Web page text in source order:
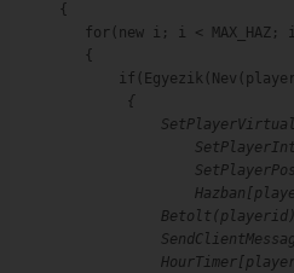
{
for(new i; i < MAX_HAZ;
{
{
HourTimer[playerid] =